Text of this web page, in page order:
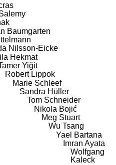
Baumgarten
Nilsson-Eicke
Hekmat
Yiğit
Robert Lippok
Marie Schleef
Sandra Hüller
Tom Schneider
Nikola Bojić
Meg Stuart
Wu Tsang
Yael Bartana
Imran Ayata
Wolfgang
Kaleck